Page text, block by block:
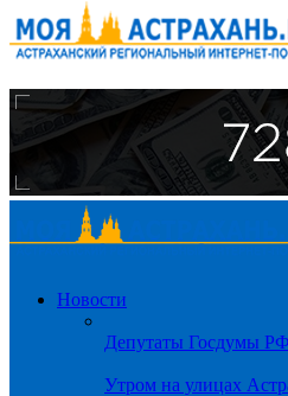
Новости
Депутаты Госдумы
Утром на улицах